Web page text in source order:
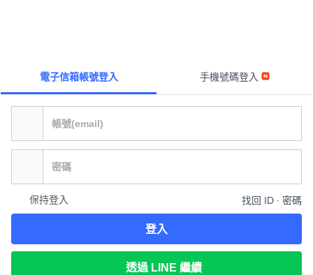
電子信箱帳號登入 手機號碼登入
保持登入 找回 ID ∙ 密碼
登入
透過 LINE 繼續